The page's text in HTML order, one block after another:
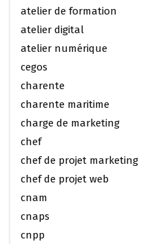
atelier de formation
atelier digital
atelier numérique
cegos
charente
charente maritime
charge de marketing
chef
chef de projet marketing
chef de projet web
cnam
cnaps
cnpp